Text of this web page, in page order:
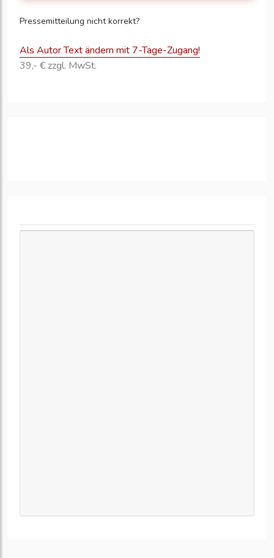
Pressemitteilung nicht korrekt?
Als Autor Text ändern mit 7-Tage-Zugang!
39,- € zzgl. MwSt.